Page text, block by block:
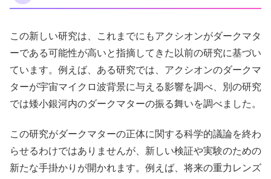
この新しい研究は、これまでにもアクシオンがダークマタ
ーである可能性が高いと指摘してきた以前の研究に基づい
ています。例えば、ある研究では、アクシオンのダークマ
ターが宇宙マイクロ波背景に与える影響を調べ、別の研究
では矮小銀河内のダークマターの振る舞いを調べました。
この研究がダークマターの正体に関する科学的議論を終わ
らせるわけではありませんが、新しい検証や実験のための
新たな手掛かりが開かれます。例えば、将来の重力レンズ